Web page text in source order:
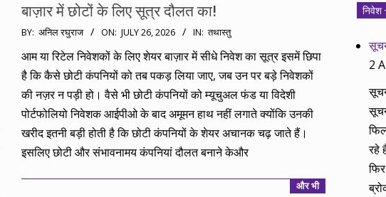
बाज़ार में छोटों के लिए सूत्र दौलत का!
2026-
26
BY: अनिल रघुराज ON: JULY 26, 2026 IN: तथास्तु
आम या रिटेल निवेशकों के लिए शेयर बाज़ार में सीधे निवेश का सूत्र इसमें छिपा
है कि कैसे छोटी कंपनियों को तब पकड़ लिया जाए, जब उन पर बड़े निवेशकों
की नज़र न पड़ी हो। वैसे भी छोटी कंपनियों को म्यूचुअल फंड या विदेशी
पोर्टफोलियो निवेशक आईपीओ के बाद अमूमन हाथ नहीं लगाते क्योंकि उनकी
खरीद इतनी बड़ी होती है कि छोटी कंपनियों के शेयर अचानक चढ़ जाते हैं।
इसलिए छोटी और संभावनामय कंपनियां दौलत बनाने केऔर
और भी
निवेश
2
रहे